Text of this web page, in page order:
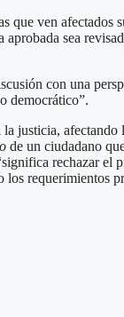
ven afectados
sea
con una
democrático”.
justicia,
de un ciudadano
rechazar
requerimientos